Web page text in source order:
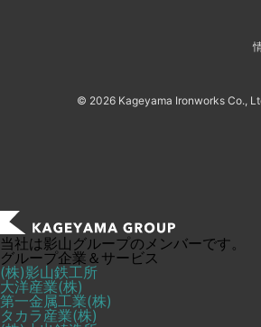
© 2026 Kageyama Ironworks Co.,
当社は影山グループのメンバーです。
グループ企業＆サービス
(株)影山鉄工所
大洋産業(株)
第一金属工業(株)
タカラ産業(株)